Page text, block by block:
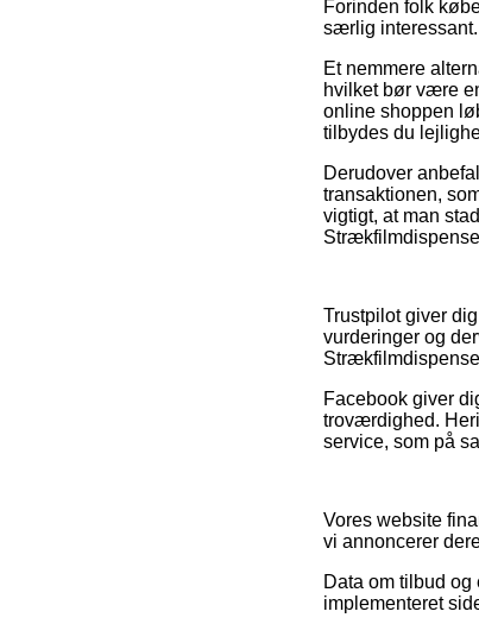
Forinden folk
særlig interessant.
Et nemmere
hvilket bør være
online shoppen
tilbydes du
Derudover
transaktionen,
vigtigt, at man
Trustpilot giver
vurderinger og
Facebook giver
troværdighed.
service, som på
Vores website
vi annoncerer
Data om tilbud
implementeret